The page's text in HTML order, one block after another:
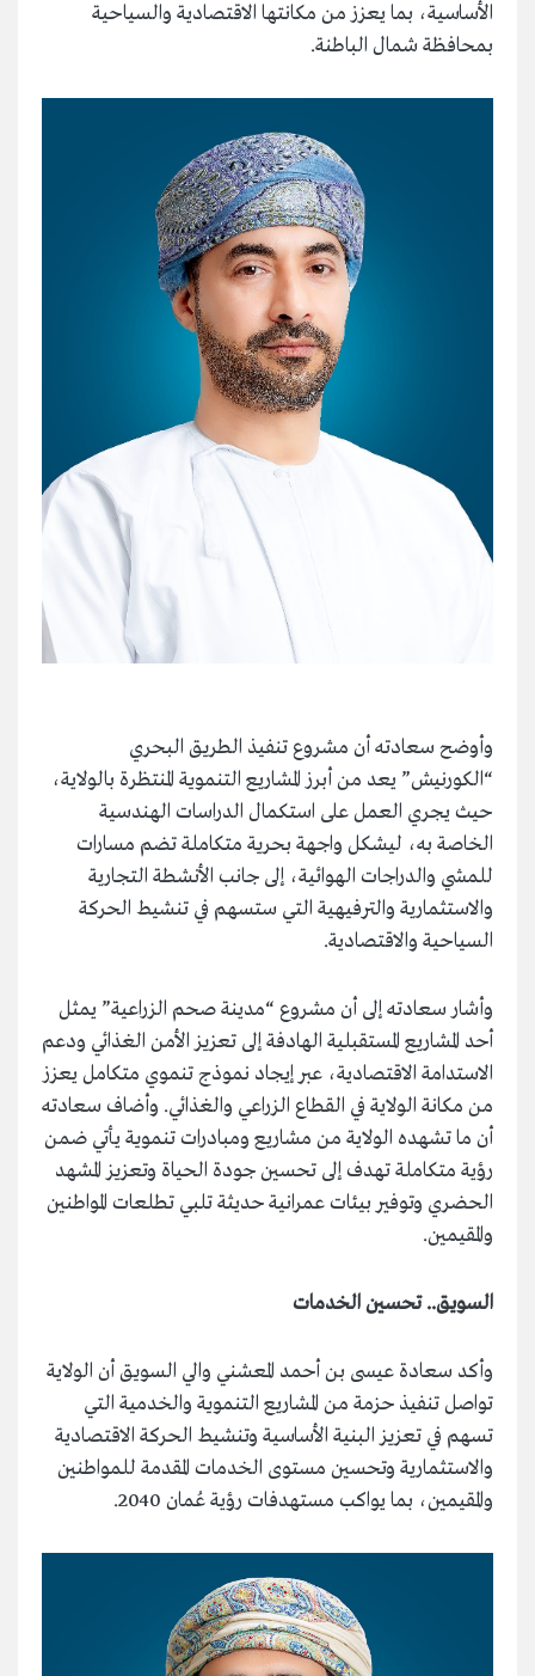
الأساسية، بما يعزز من مكانتها الاقتصادية والسياحية
بمحافظة شمال الباطنة.
وأوضح سعادته أن مشروع تنفيذ الطريق البحري
“الكورنيش” يعد من أبرز المشاريع التنموية المنتظرة بالولاية،
حيث يجري العمل على استكمال الدراسات الهندسية
الخاصة به، ليشكل واجهة بحرية متكاملة تضم مسارات
للمشي والدراجات الهوائية، إلى جانب الأنشطة التجارية
والاستثمارية والترفيهية التي ستسهم في تنشيط الحركة
السياحية والاقتصادية.
وأشار سعادته إلى أن مشروع “مدينة صحم الزراعية” يمثل
أحد المشاريع المستقبلية الهادفة إلى تعزيز الأمن الغذائي ودعم
الاستدامة الاقتصادية، عبر إيجاد نموذج تنموي متكامل يعزز
من مكانة الولاية في القطاع الزراعي والغذائي. وأضاف سعادته
أن ما تشهده الولاية من مشاريع ومبادرات تنموية يأتي ضمن
رؤية متكاملة تهدف إلى تحسين جودة الحياة وتعزيز المشهد
الحضري وتوفير بيئات عمرانية حديثة تلبي تطلعات المواطنين
والمقيمين.
السويق.. تحسين الخدمات
وأكد سعادة عيسى بن أحمد المعشني والي السويق أن الولاية
تواصل تنفيذ حزمة من المشاريع التنموية والخدمية التي
تسهم في تعزيز البنية الأساسية وتنشيط الحركة الاقتصادية
والاستثمارية وتحسين مستوى الخدمات المقدمة للمواطنين
والمقيمين، بما يواكب مستهدفات رؤية عُمان 2040.